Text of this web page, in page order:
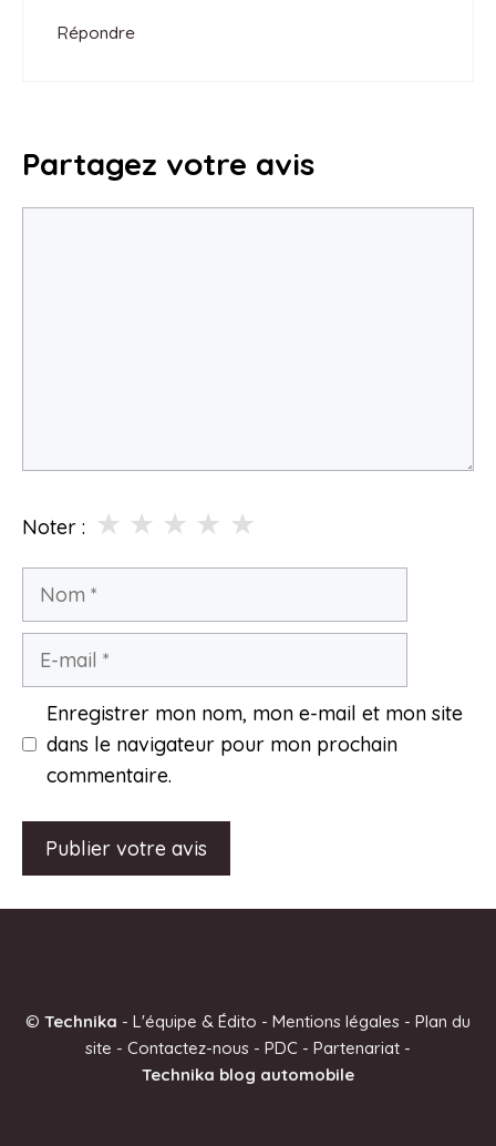
Répondre
Partagez votre avis
Noter : ★
★
★
★
★
Nom
Enregistrer mon nom, mon e-mail et mon site
dans le navigateur pour mon prochain
commentaire.
r
© Technika - L'équipe & Édito - Mentions légales - Plan du
site - Contactez-nous - PDC - Partenariat -
Technika blog automobile